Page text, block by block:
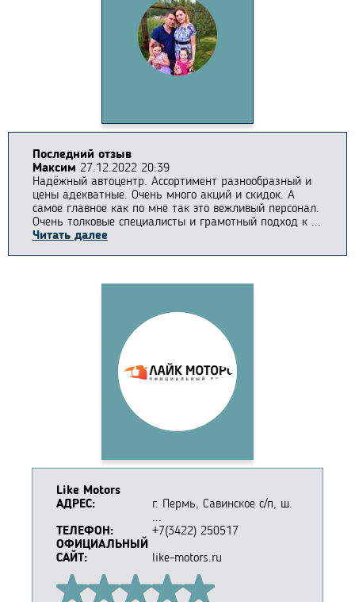
Последний отзыв
Максим 27.12.2022 20:39
Надёжный автоцентр. Ассортимент разнообразный и
цены адекватные. Очень много акций и скидок. А
самое главное как по мне так это вежливый персонал.
Очень толковые специалисты и грамотный подход к ...
Читать далее
Like Motors
АДРЕС:
г. Пермь, Савинское с/п, ш.
...
ТЕЛЕФОН:
+7(3422) 250517
ОФИЦИАЛЬНЫЙ
САЙТ:
like-motors.ru